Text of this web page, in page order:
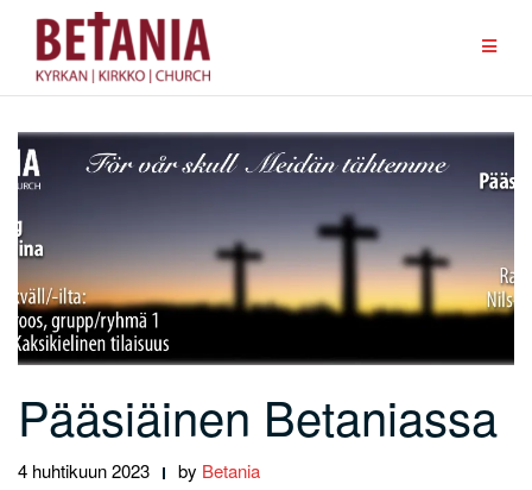
content
Pääsiäinen Betaniassa
4 huhtikuun 2023 by Betania